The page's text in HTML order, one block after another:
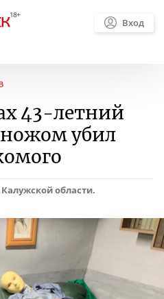
Вход
43-летний
убил
области.